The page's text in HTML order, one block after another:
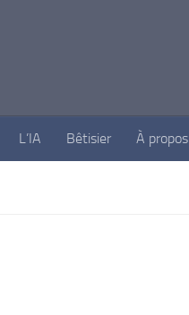
L’IA Bêtisier À propos